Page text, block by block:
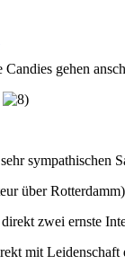
gehen
sympathischen
über
zwei ernste
mit Leidenschaft